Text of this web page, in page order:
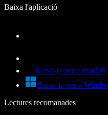
Baixa l'aplicació
Baixa-la per a macOS
Baixa-la per a
Lectures recomanades